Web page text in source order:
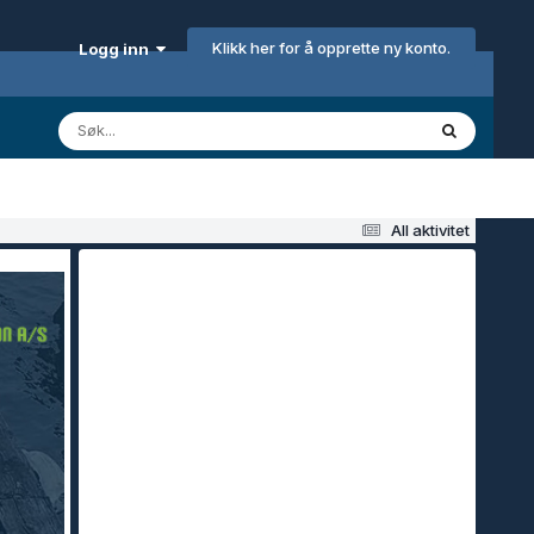
Logg inn Klikk her for å opprette ny konto.
All aktivitet